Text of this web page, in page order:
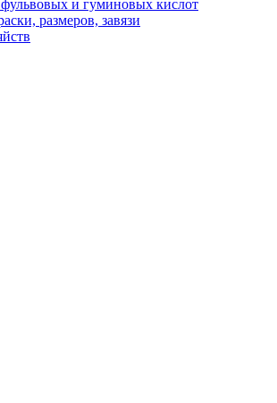
и гуминовых кислот
размеров, завязи